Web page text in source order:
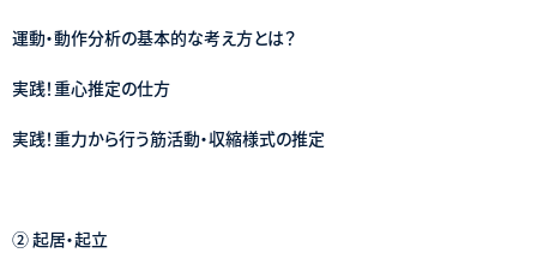
運動・動作分析の基本的な考え方とは？
実践！重心推定の仕方
実践！重力から行う筋活動・収縮様式の推定
② 起居・起立